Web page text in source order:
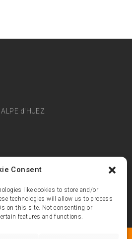
Consent
like cookies to store and/or
technologies will allow us to process
on this site. Not consenting or
features and functions.
d'HUEZ